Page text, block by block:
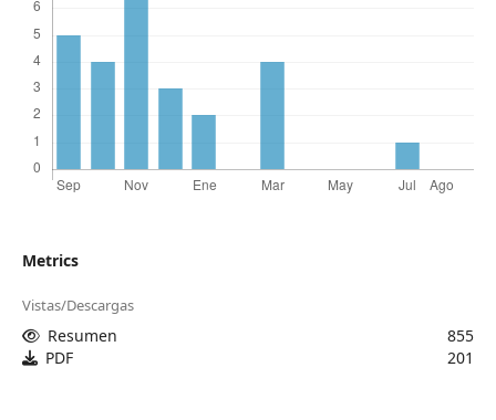
Metrics
Vistas/Descargas
Resumen
855
PDF
201